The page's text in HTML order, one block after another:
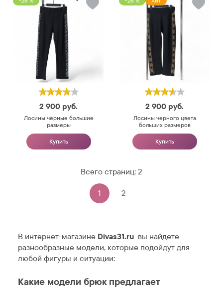
2 900 руб.
Лосины чёрные большие
размеры
Купить
2 900 руб.
Лосины черного цвета
больших размеров
Купить
Всего страниц:2
1 2
В интернет-магазине Divas31.ru вы найдете
разнообразные модели, которые подойдут для
любой фигуры и ситуации:
Какие модели брюк предлагает